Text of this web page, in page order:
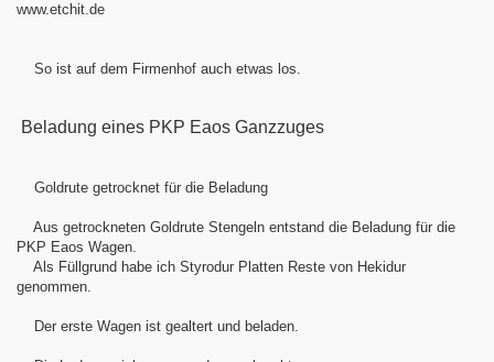
www.etchit.de
So ist auf dem Firmenhof auch etwas los.
Beladung eines PKP Eaos Ganzzuges
Goldrute getrocknet für die Beladung
Aus getrockneten Goldrute Stengeln entstand die Beladung für die
PKP Eaos Wagen.
Als Füllgrund habe ich Styrodur Platten Reste von Hekidur
genommen.
Der erste Wagen ist gealtert und beladen.